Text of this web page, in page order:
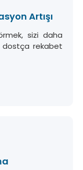
Artışı
sizi daha
dostça rekabet